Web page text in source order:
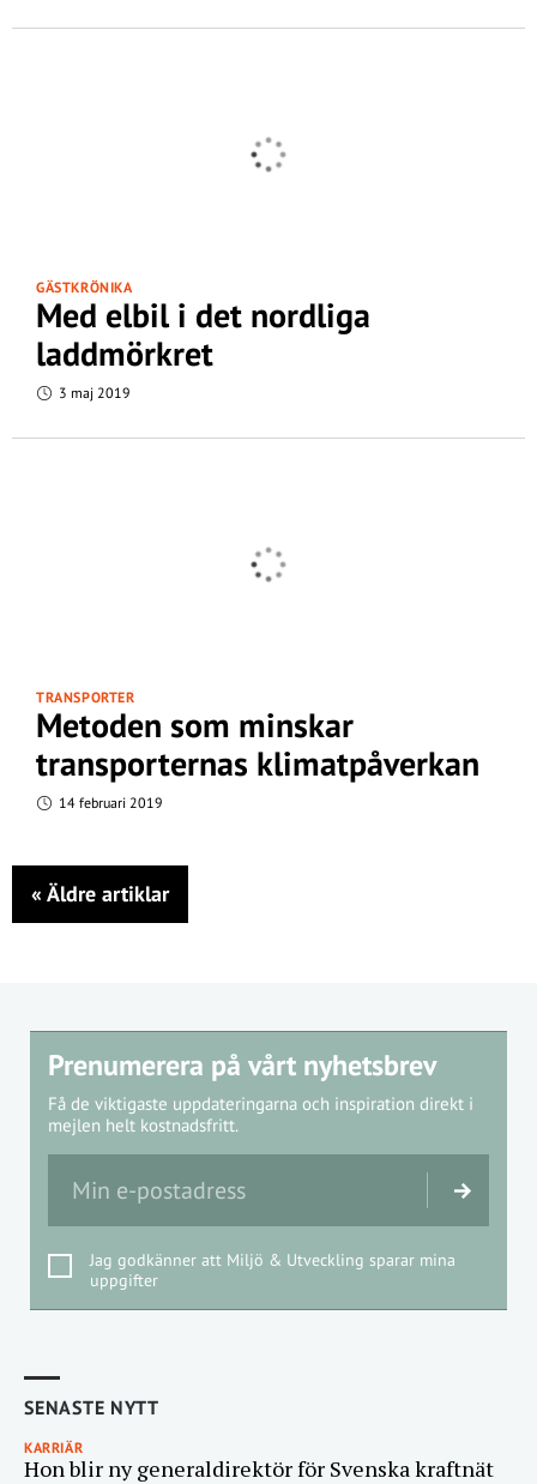
GÄSTKRÖNIKA
Med elbil i det nordliga
laddmörkret
3 maj 2019
TRANSPORTER
Metoden som minskar
transporternas klimatpåverkan
14 februari 2019
« Äldre artiklar
Prenumerera på vårt nyhetsbrev
Få de viktigaste uppdateringarna och inspiration direkt i
mejlen helt kostnadsfritt.
Jag godkänner att Miljö & Utveckling sparar mina
uppgifter
SENASTE NYTT
KARRIÄR
Hon blir ny generaldirektör för Svenska kraftnät